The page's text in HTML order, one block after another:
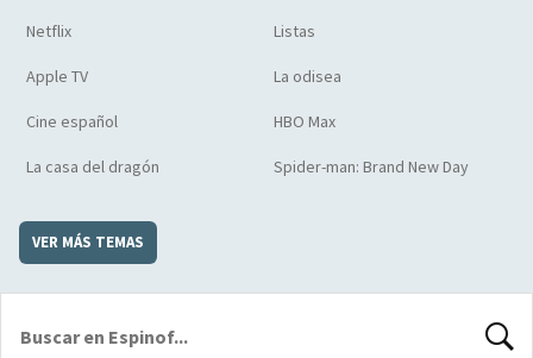
Netflix Listas
Apple TV La odisea
Cine español HBO Max
La casa del dragón Spider-man: Brand New Day
VER MÁS TEMAS